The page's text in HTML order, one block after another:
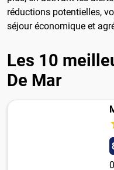
réductions potentielles,
séjour économique et
Les 10
De Mar